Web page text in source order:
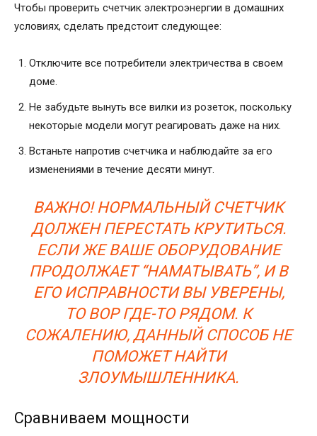
Чтобы проверить счетчик электроэнергии в домашних
условиях, сделать предстоит следующее:
Отключите все потребители электричества в своем
доме.
Не забудьте вынуть все вилки из розеток, поскольку
некоторые модели могут реагировать даже на них.
Встаньте напротив счетчика и наблюдайте за его
изменениями в течение десяти минут.
ВАЖНО! НОРМАЛЬНЫЙ СЧЕТЧИК
ДОЛЖЕН ПЕРЕСТАТЬ КРУТИТЬСЯ.
ЕСЛИ ЖЕ ВАШЕ ОБОРУДОВАНИЕ
ПРОДОЛЖАЕТ “НАМАТЫВАТЬ”, И В
ЕГО ИСПРАВНОСТИ ВЫ УВЕРЕНЫ,
ТО ВОР ГДЕ-ТО РЯДОМ. К
СОЖАЛЕНИЮ, ДАННЫЙ СПОСОБ НЕ
ПОМОЖЕТ НАЙТИ
ЗЛОУМЫШЛЕННИКА.
Сравниваем мощности